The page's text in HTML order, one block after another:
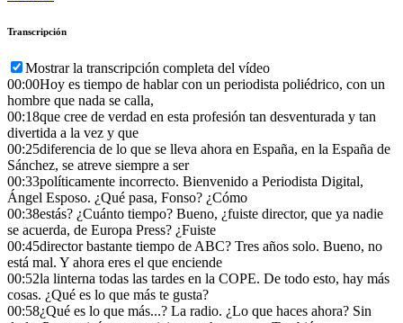
Transcripción
Mostrar la transcripción completa del vídeo
00:00Hoy es tiempo de hablar con un periodista poliédrico, con un
hombre que nada se calla,
00:18que cree de verdad en esta profesión tan desventurada y tan
divertida a la vez y que
00:25diferencia de lo que se lleva ahora en España, en la España de
Sánchez, se atreve siempre a ser
00:33políticamente incorrecto. Bienvenido a Periodista Digital,
Ángel Esposo. ¿Qué pasa, Fonso? ¿Cómo
00:38estás? ¿Cuánto tiempo? Bueno, ¿fuiste director, que ya nadie
se acuerda, de Europa Press? ¿Fuiste
00:45director bastante tiempo de ABC? Tres años solo. Bueno, no
está mal. Y ahora eres el que enciende
00:52la linterna todas las tardes en la COPE. De todo esto, hay más
cosas. ¿Qué es lo que más te gusta?
00:58¿Qué es lo que más...? La radio. ¿Lo que haces ahora? Sin